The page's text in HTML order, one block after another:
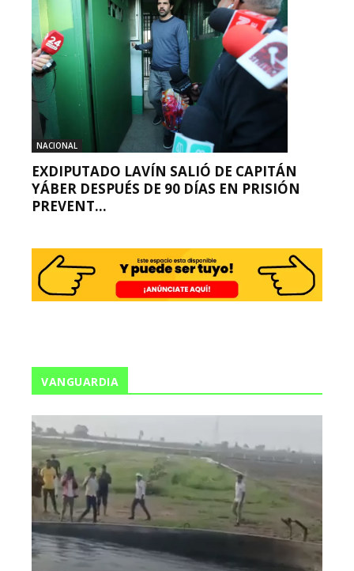
NACIONAL
EXDIPUTADO LAVÍN SALIÓ DE CAPITÁN
YÁBER DESPUÉS DE 90 DÍAS EN PRISIÓN
PREVENT...
VANGUARDIA